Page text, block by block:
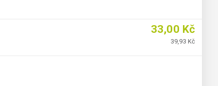
33,00 Kč
39,93 Kč